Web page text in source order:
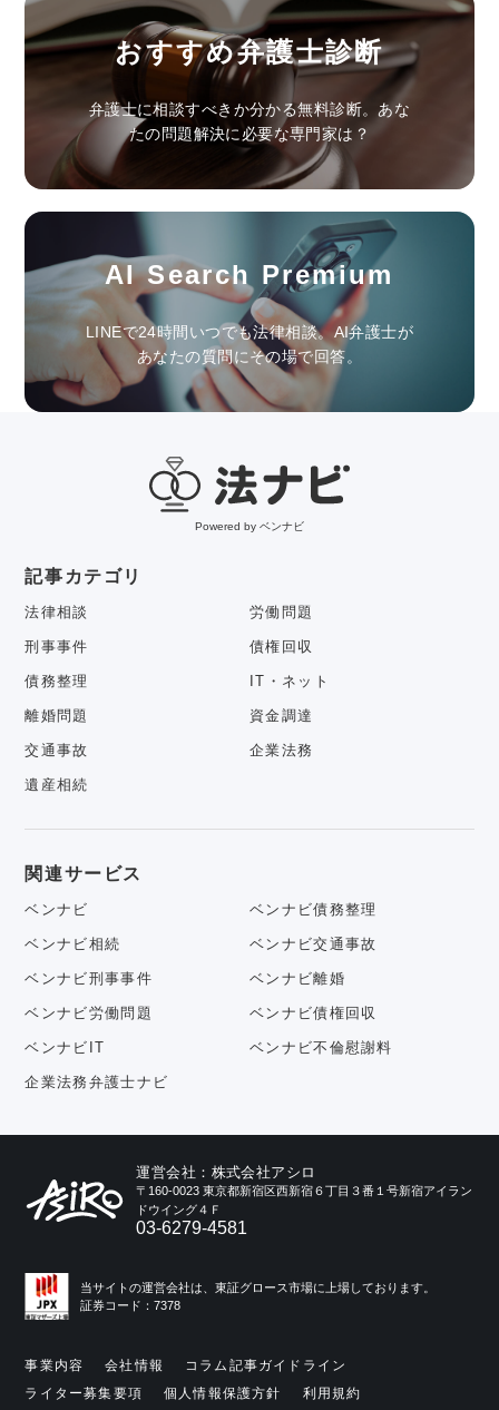
おすすめ弁護士診断
弁護士に相談すべきか分かる無料診断。あな
たの問題解決に必要な専門家は？
AI Search Premium
LINEで24時間いつでも法律相談。AI弁護士が
あなたの質問にその場で回答。
Powered by ベンナビ
記事カテゴリ
法律相談 労働問題
刑事事件 債権回収
債務整理 IT・ネット
離婚問題 資金調達
交通事故 企業法務
遺産相続
関連サービス
ベンナビ ベンナビ債務整理
ベンナビ相続 ベンナビ交通事故
ベンナビ刑事事件 ベンナビ離婚
ベンナビ労働問題 ベンナビ債権回収
ベンナビIT ベンナビ不倫慰謝料
企業法務弁護士ナビ
運営会社：株式会社アシロ
〒160-0023 東京都新宿区西新宿６丁目３番１号新宿アイラン
ドウイング４Ｆ
03-6279-4581
当サイトの運営会社は、東証グロース市場に上場しております。
証券コード：7378
事業内容 会社情報
コラム記事ガイドライン
ライター募集要項
個人情報保護方針 利用規約